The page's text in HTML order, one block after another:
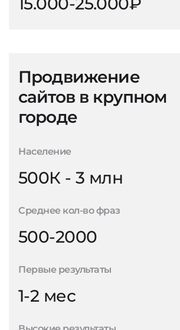
Продвижение
сайтов в крупном
городе
Население
500К - 3 млн
Среднее кол-во фраз
500-2000
Первые результаты
1-2 мес